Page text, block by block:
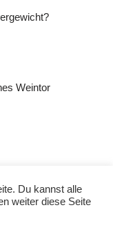
Weintor
Du kannst alle
weiter diese Seite